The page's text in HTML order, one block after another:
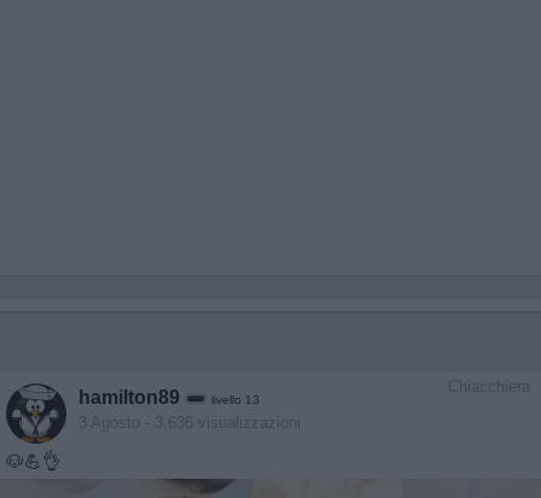
Chiacchiera
hamilton89 livello 13
3 Agosto - 3.636 visualizzazioni
🐶💪👌